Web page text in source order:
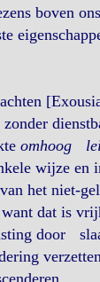
boven
omhoog
wijze en
het niet-
dat is
door